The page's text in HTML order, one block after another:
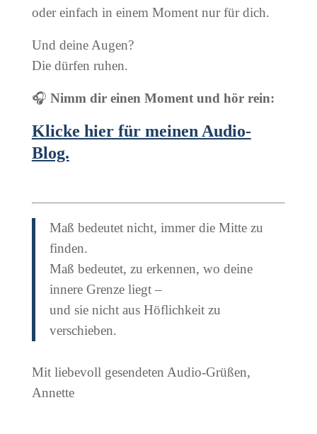
oder einfach in einem Moment nur für dich.
Und deine Augen?
Die dürfen ruhen.
🎧 Nimm dir einen Moment und hör rein:
Klicke hier für meinen Audio-
Blog.
Maß bedeutet nicht, immer die Mitte zu
finden.
Maß bedeutet, zu erkennen, wo deine
innere Grenze liegt –
und sie nicht aus Höflichkeit zu
verschieben.
Mit liebevoll gesendeten Audio-Grüßen,
Annette